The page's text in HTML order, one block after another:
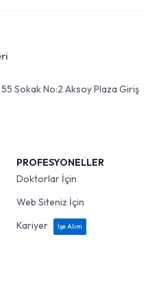
Sokak No:2 Aksoy Plaza Giriş
PROFESYONELLER
Doktorlar İçin
Web Siteniz İçin
Kariyer
İşe Alım